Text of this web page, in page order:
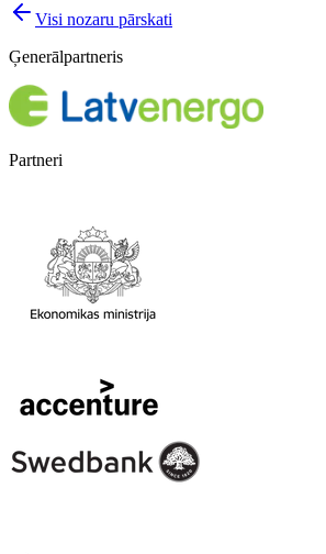
Visi nozaru pārskati
Ģenerālpartneris
Partneri